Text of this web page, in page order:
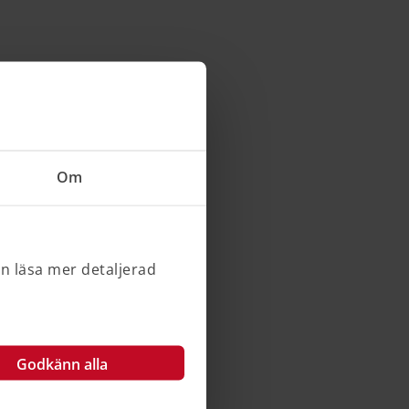
Om
läsa mer detaljerad
Godkänn alla